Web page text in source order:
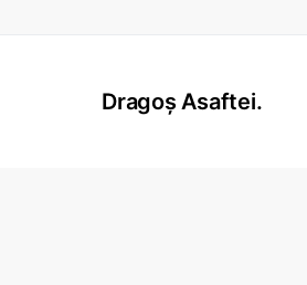
Dragoș Asaftei.